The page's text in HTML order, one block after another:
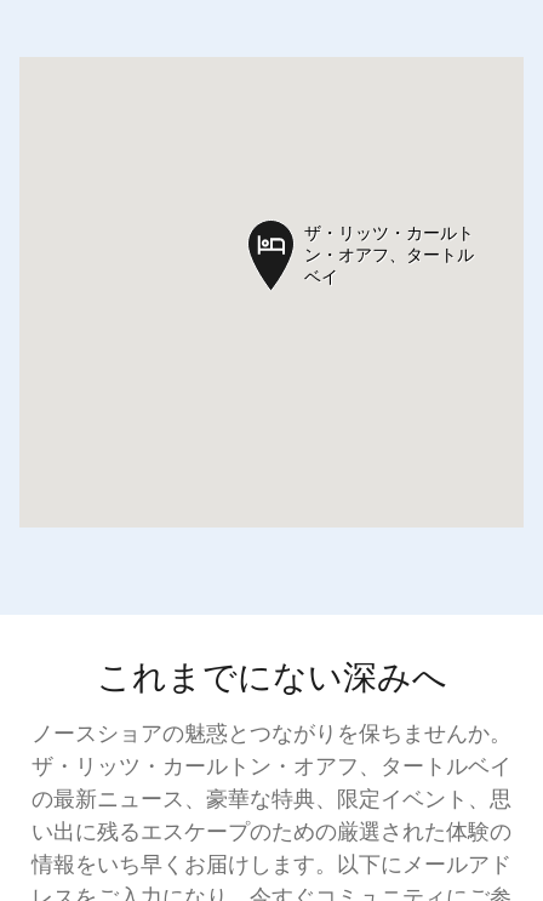
ザ・リッツ・カールト
ン・オアフ、タートル
ベイ
ザ・リッツ・カールト
ン・オアフ、タートル
ベイ
これまでにない深みへ
ノースショアの魅惑とつながりを保ちませんか。
ザ・リッツ・カールトン・オアフ、タートルベイ
の最新ニュース、豪華な特典、限定イベント、思
い出に残るエスケープのための厳選された体験の
情報をいち早くお届けします。以下にメールアド